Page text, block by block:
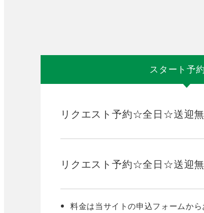
スタート予
リクエスト予約☆全日☆送迎
リクエスト予約☆全日☆送迎
料金は当サイトの申込フォームか